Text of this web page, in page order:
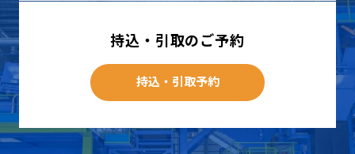
持込・引取のご予約
持込・引取予約